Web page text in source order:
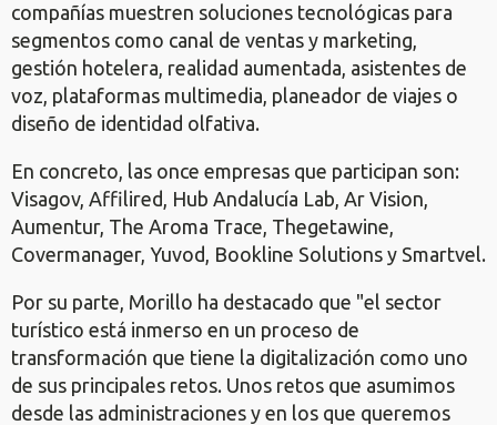
compañías muestren soluciones tecnológicas para
segmentos como canal de ventas y marketing,
gestión hotelera, realidad aumentada, asistentes de
voz, plataformas multimedia, planeador de viajes o
diseño de identidad olfativa.
En concreto, las once empresas que participan son:
Visagov, Affilired, Hub Andalucía Lab, Ar Vision,
Aumentur, The Aroma Trace, Thegetawine,
Covermanager, Yuvod, Bookline Solutions y Smartvel.
Por su parte, Morillo ha destacado que "el sector
turístico está inmerso en un proceso de
transformación que tiene la digitalización como uno
de sus principales retos. Unos retos que asumimos
desde las administraciones y en los que queremos